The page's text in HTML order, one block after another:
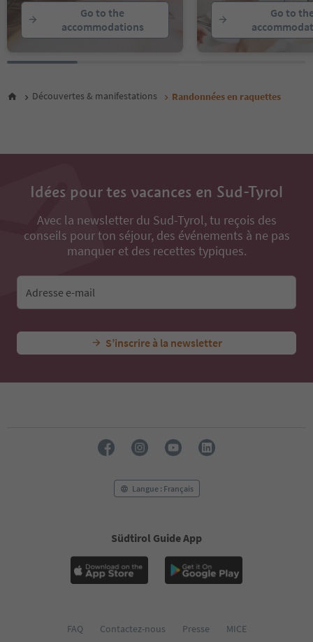
Go to the
accommodations
Go to
Découvertes & manifestations Randonnées en raquettes
Idées pour tes vacances en Sud-Tyrol
Avec la newsletter du Sud-Tyrol, tu reçois des
conseils pour ton séjour, des événements à ne pas
manquer et des recettes typiques.
Adresse e-mail
S’inscrire à la newsletter
Langue : Français
Südtirol Guide App
FAQ Contactez-nous Presse
MICE